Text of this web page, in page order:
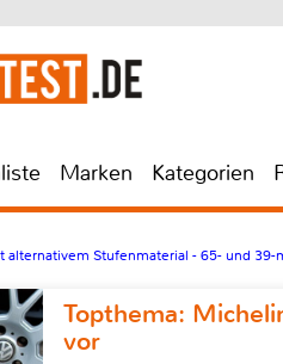
Marken Kategorien
Stufenmaterial - 65- und 39-
Topthema:
vor